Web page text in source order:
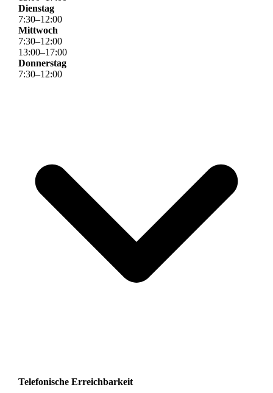
Dienstag
7:30–12:00
Mittwoch
7:30–12:00
13:00–17:00
Donnerstag
7:30–12:00
Telefonische Erreichbarkeit